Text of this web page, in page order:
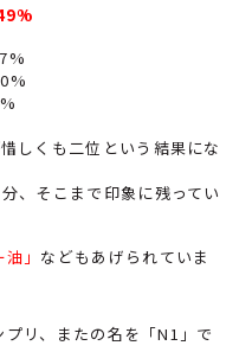
しくも二位という結果にな
、そこまで印象に残ってい
油」 などもあげられていま
リ、またの名を「N1」で